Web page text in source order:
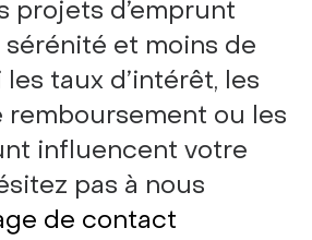
projets d’emprunt
et moins de
taux d’intérêt, les
remboursement ou les
influencent votre
pas à nous
de contact